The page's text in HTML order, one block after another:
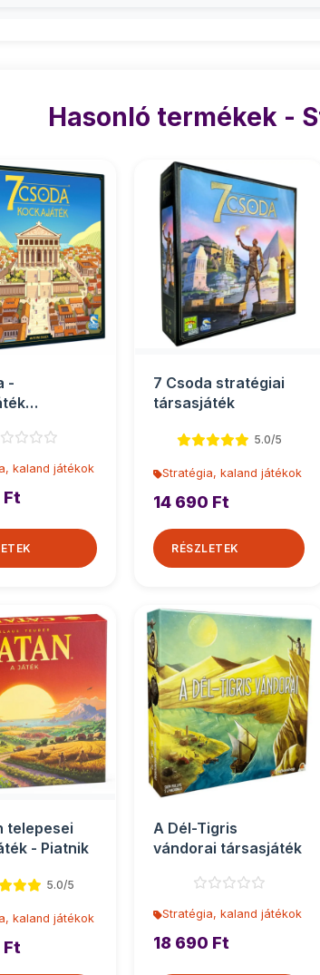
Hasonló termékek -
-
kaland játékok
Ft
7 Csoda stratégiai
társasjáték
5.0/5
Stratégia, kaland játékok
14 690 Ft
RÉSZLETEK
telepesei
- Piatnik
5.0/5
kaland játékok
Ft
A Dél-Tigris
vándorai társasjáték
Stratégia, kaland játékok
18 690 Ft